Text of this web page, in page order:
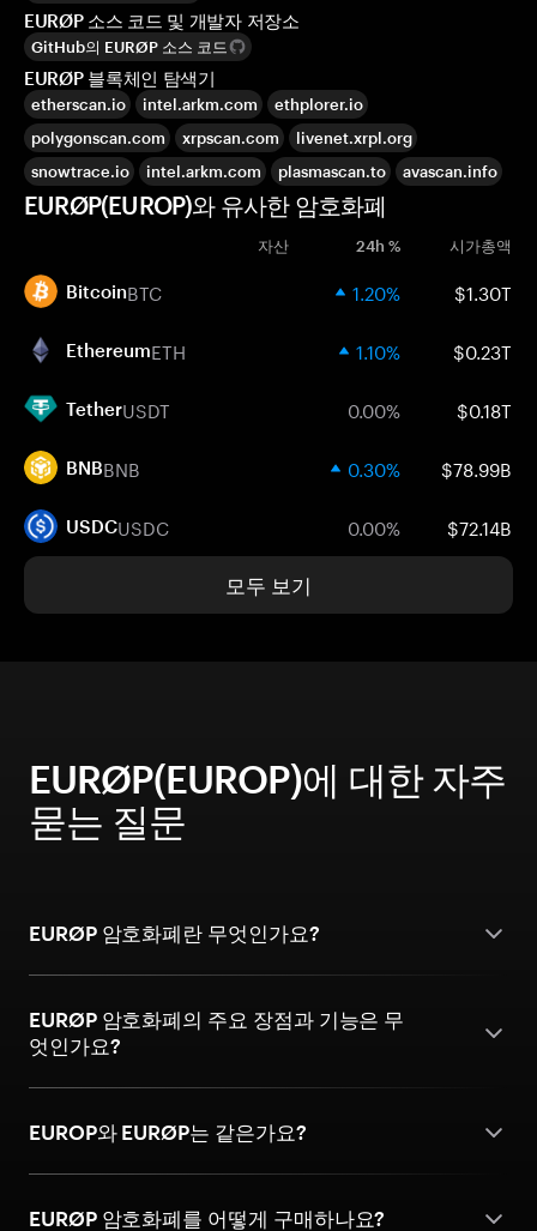
EURØP 소스 코드 및 개발자 저장소
GitHub의 EURØP 소스 코드
EURØP 블록체인 탐색기
etherscan.io intel.arkm.com
ethplorer.io
polygonscan.com
xrpscan.com
livenet.xrpl.org
snowtrace.io
intel.arkm.com plasmascan.to avascan.info
EURØP(EUROP)와 유사한 암호화폐
자산 24h % 시가총액
BitcoinBTC 1.20% $1.30T
EthereumETH 1.10% $0.23T
TetherUSDT 0.00% $0.18T
BNBBNB 0.30% $78.99B
USDCUSDC 0.00% $72.14B
모두 보기
EURØP(EUROP)에 대한 자주
묻는 질문
EURØP 암호화폐란 무엇인가요?
EURØP 암호화폐의 주요 장점과 기능은 무
엇인가요?
EUROP와 EURØP는 같은가요?
EURØP 암호화폐를 어떻게 구매하나요?